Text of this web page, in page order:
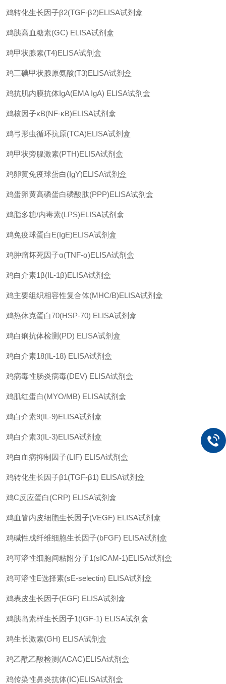
鸡转化生长因子β2(TGF-β2)ELISA试剂盒
鸡胰高血糖素(GC) ELISA试剂盒
鸡甲状腺素(T4)ELISA试剂盒
鸡三碘甲状腺原氨酸(T3)ELISA试剂盒
鸡抗肌内膜抗体IgA(EMA IgA) ELISA试剂盒
鸡核因子κB(NF-κB)ELISA试剂盒
鸡弓形虫循环抗原(TCA)ELISA试剂盒
鸡甲状旁腺激素(PTH)ELISA试剂盒
鸡卵黄免疫球蛋白(IgY)ELISA试剂盒
鸡蛋卵黄高磷蛋白磷酸肽(PPP)ELISA试剂盒
鸡脂多糖/内毒素(LPS)ELISA试剂盒
鸡免疫球蛋白E(IgE)ELISA试剂盒
鸡肿瘤坏死因子α(TNF-α)ELISA试剂盒
鸡白介素1β(IL-1β)ELISA试剂盒
鸡主要组织相容性复合体(MHC/B)ELISA试剂盒
鸡热休克蛋白70(HSP-70) ELISA试剂盒
鸡白痢抗体检测 (PD) ELISA试剂盒
鸡白介素18(IL-18) ELISA试剂盒
鸡病毒性肠炎病毒(DEV) ELISA试剂盒
鸡肌红蛋白(MYO/MB) ELISA试剂盒
鸡白介素9(IL-9)ELISA试剂盒
鸡白介素3(IL-3)ELISA试剂盒
鸡白血病抑制因子(LIF) ELISA试剂盒
鸡转化生长因子β1(TGF-β1) ELISA试剂盒
鸡C反应蛋白(CRP) ELISA试剂盒
鸡血管内皮细胞生长因子(VEGF) ELISA试剂盒
鸡碱性成纤维细胞生长因子(bFGF) ELISA试剂盒
鸡可溶性细胞间粘附分子1(sICAM-1)ELISA试剂盒
鸡可溶性E选择素(sE-selectin) ELISA试剂盒
鸡表皮生长因子(EGF) ELISA试剂盒
鸡胰岛素样生长因子1(IGF-1) ELISA试剂盒
鸡生长激素(GH) ELISA试剂盒
鸡乙酰乙酸检测 (ACAC)ELISA试剂盒
鸡传染性鼻炎抗体(IC)ELISA试剂盒